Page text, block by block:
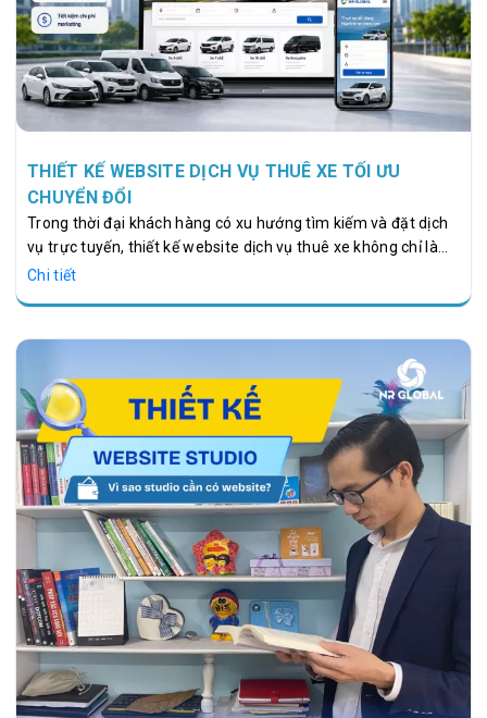
THIẾT KẾ WEBSITE DỊCH VỤ THUÊ XE TỐI ƯU
CHUYỂN ĐỔI
Trong thời đại khách hàng có xu hướng tìm kiếm và đặt dịch
vụ trực tuyến, thiết kế website dịch vụ thuê xe không chỉ là
công cụ giới thiệu doanh nghiệp mà còn là kênh bán hàng và
Google, tăng tỷ lệ chuyển đổi và tối ưu chi phí marketing lâu
dài. Đồng thời, việc sở hữu một website cho thuê xe chuẩn
SEO còn tạo lợi thế cạnh tranh trước các đối thủ trong cùng
lĩnh…
Chi tiết